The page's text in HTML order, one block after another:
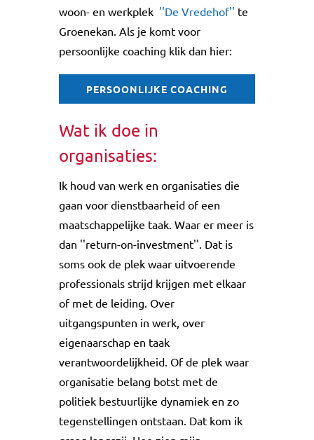
woon- en werkplek ''De Vredehof'' te
Groenekan. Als je komt voor
persoonlijke coaching klik dan hier:
PERSOONLIJKE COACHING
Wat ik doe in
organisaties:
Ik houd van werk en organisaties die
gaan voor dienstbaarheid of een
maatschappelijke taak. Waar er meer is
dan ''return-on-investment''. Dat is
soms ook de plek waar uitvoerende
professionals strijd krijgen met elkaar
of met de leiding. Over
uitgangspunten in werk, over
eigenaarschap en taak
verantwoordelijkheid. Of de plek waar
organisatie belang botst met de
politiek bestuurlijke dynamiek en zo
tegenstellingen ontstaan. Dat kom ik